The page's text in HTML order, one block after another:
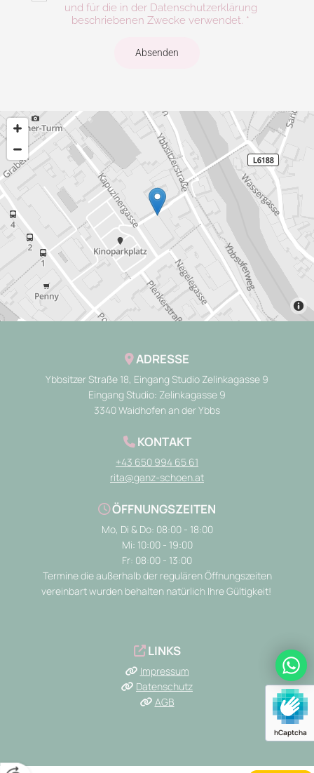
und für die in der Datenschutzerklärung
beschriebenen Zwecke verwendet. *
hCaptcha
ADRESSE
Ybbsitzer Straße 18, Eingang Studio Zelinkagasse 9
Eingang Studio: Zelinkagasse 9
3340 Waidhofen an der Ybbs
 KONTAKT
+43 650 994 65 61
rita@ganz-schoen.at
ÖFFNUNGSZEITEN
Mo, Di & Do: 08:00 - 18:00
Mi: 10:00 - 19:00
Fr: 08:00 - 13:00
Termine die außerhalb der regulären Öffnungszeiten
vereinbart wurden behalten natürlich Ihre Gültigkeit!
LINKS
 Impressum
 Datenschutz
 AGB